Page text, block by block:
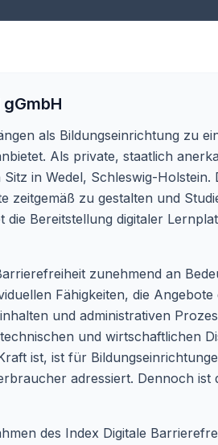
als Bildungseinrichtung zu
Als private, staatlich
in Wedel, Schleswig-
zeitgemäß zu gestalten und
Bereitstellung digitaler
zunehmend an
Fähigkeiten, die
und administrativen
und wirtschaftlichen
ist, ist für
adressiert. Dennoch
des Index Digitale